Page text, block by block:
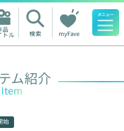
品
トル 検索 myFave
ム紹介
Item
始